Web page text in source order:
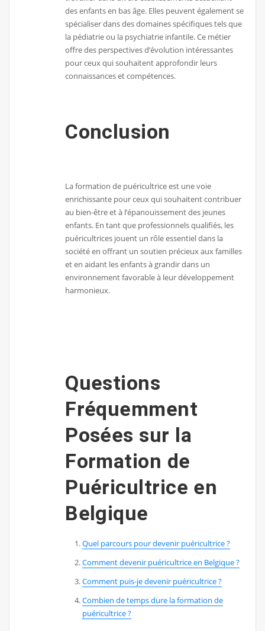
des enfants en bas âge. Elles peuvent également se
spécialiser dans des domaines spécifiques tels que
la pédiatrie ou la psychiatrie infantile. Ce métier
offre des perspectives d’évolution intéressantes
pour ceux qui souhaitent approfondir leurs
connaissances et compétences.
Conclusion
La formation de puéricultrice est une voie
enrichissante pour ceux qui souhaitent contribuer
au bien-être et à l’épanouissement des jeunes
enfants. En tant que professionnels qualifiés, les
puéricultrices jouent un rôle essentiel dans la
société en offrant un soutien précieux aux familles
et en aidant les enfants à grandir dans un
environnement favorable à leur développement
harmonieux.
Questions
Fréquemment
Posées sur la
Formation de
Puéricultrice en
Belgique
Quel parcours pour devenir puéricultrice ?
Comment devenir puéricultrice en Belgique ?
Comment puis-je devenir puéricultrice ?
Combien de temps dure la formation de
puéricultrice ?